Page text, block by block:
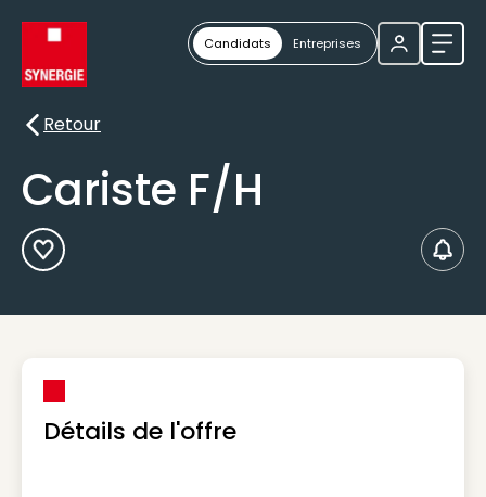
Candidats Entreprises
Retour
Retour
Cariste F/H
Ajouter aux Favoris
Détails de l'offre